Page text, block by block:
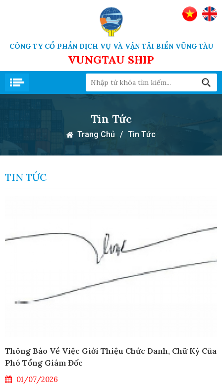
CÔNG TY CỔ PHẦN DỊCH VỤ VÀ VẬN TẢI BIỂN VŨNG TÀU
VUNGTAU SHIP
Tin Tức
Trang Chủ / Tin Tức
TIN TỨC
Thông Báo Về Việc Giới Thiệu Chức Danh, Chữ Ký Của
Phó Tổng Giám Đốc
01/07/2026